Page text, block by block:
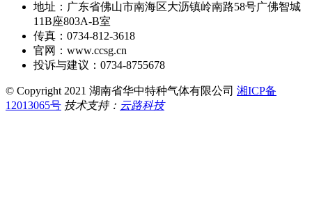
地址：广东省佛山市南海区大沥镇岭南路58号广佛智城
11B座803A-B室
传真：0734-812-3618
官网：www.ccsg.cn
投诉与建议：0734-8755678
© Copyright 2021 湖南省华中特种气体有限公司 湘ICP备
12013065号 技术支持： 云路科技